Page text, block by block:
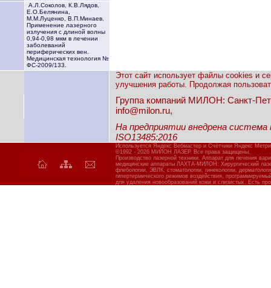
А.Л.Соколов, К.В.Лядов,
Е.О.Белянина,
М.М.Луценко, В.П.Минаев.
Применение лазерного
излучения с длиной волны
0,94-0,98 мкм в лечении
заболеваний
периферических вен.
Медицинская технология №
ФС-2009/133.
Этот сайт использует файлы cookies и
улучшения работы. Продолжая
Группа компаний МИЛОН: Санкт-
info@milon.ru,
На предприятии внедрена
ISO13485:2016
Используется Яндекс Вебмастер и Счётчики Яндекс
©1992 - 2026 МИЛОН ЛАЗЕР. Все права защищены.
Производство лазерной техники. Аппарат для лечения
медицинские аппараты ЛАХТА-МИЛОН: Хирургический
флебологии, ЭВЛК, стоматологии, гинекологии,
гипертермического режимов воздействия,
для удаления новообразований кожи и слизистых. Есть